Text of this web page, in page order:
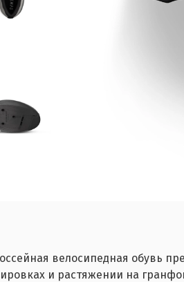
велосипедная обувь
и растяжении на